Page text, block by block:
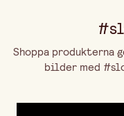
Shoppa produkterna
bilder med